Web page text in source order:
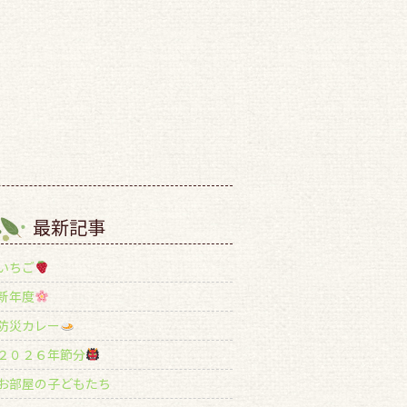
最新記事
ちご
年度
災カレー
０２６年節分
部屋の子どもたち